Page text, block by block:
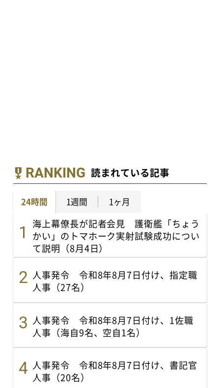
RANKING 読まれている記事
24時間 1週間 1ヶ月
海上幕僚長が記者会見 護衛艦「ちょう
かい」のトマホーク実射試験成功につい
て説明（8月4日）
人事発令 令和8年8月7日付け、指定職
人事（27名）
人事発令 令和8年8月7日付け、1佐職
人事（海自9名、空自1名）
人事発令 令和8年8月7日付け、書記官
人事（20名）